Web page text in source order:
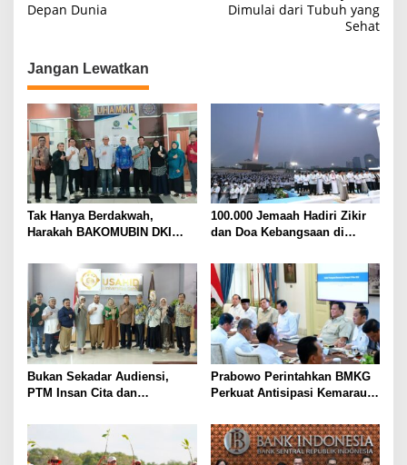
a
s
i
p
o
s
Depan Dunia
Dimulai dari Tubuh yang
Sehat
Jangan Lewatkan
Tak Hanya Berdakwah,
Harakah BAKOMUBIN DKI
Advokasi dan Paralegal
Bersama LKLH FH UHAMKA
100.000 Jemaah Hadiri Zikir
dan Doa Kebangsaan di
Kemerdekaan Indonesia
Bukan Sekadar Audiensi,
PTM Insan Cita dan
Kolaborasi Open Turnamen
Tenis Meja
Prabowo Perintahkan BMKG
Perkuat Antisipasi Kemarau